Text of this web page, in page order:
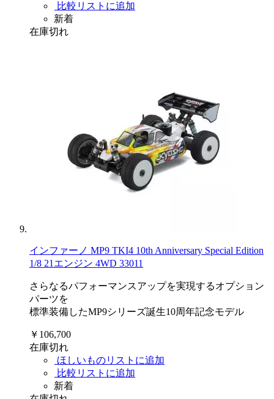
比較リストに追加
新着
在庫切れ
インファーノ MP9 TKI4 10th Anniversary Special Edition
1/8 21エンジン 4WD 33011
さらなるパフォーマンスアップを実現するオプション
パーツを
標準装備したMP9シリーズ誕生10周年記念モデル
￥106,700
在庫切れ
ほしいものリストに追加
比較リストに追加
新着